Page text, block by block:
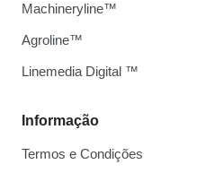
Informação
Termos e Condições
Machineryline™
Agroline™
Linemedia Digital ™